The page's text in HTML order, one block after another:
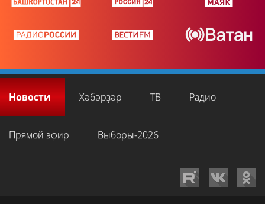
Новости Хәбәрҙәр ТВ Радио
Прямой эфир Выборы-2026